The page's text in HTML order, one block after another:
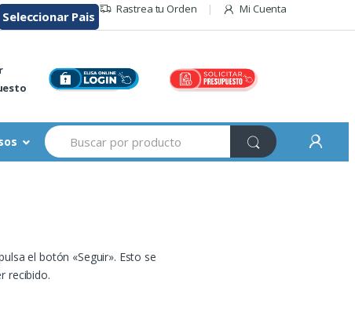
Rastrea tu Orden Mi Cuenta
Seleccionar Pais
Buscar:
el botón «Seguir». Esto se
recibido.